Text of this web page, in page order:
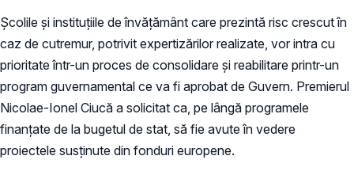
Școlile și instituțiile de învățământ care prezintă risc crescut în
caz de cutremur, potrivit expertizărilor realizate, vor intra cu
prioritate într-un proces de consolidare și reabilitare printr-un
program guvernamental ce va fi aprobat de Guvern. Premierul
Nicolae-Ionel Ciucă a solicitat ca, pe lângă programele
finanțate de la bugetul de stat, să fie avute în vedere
proiectele susținute din fonduri europene.